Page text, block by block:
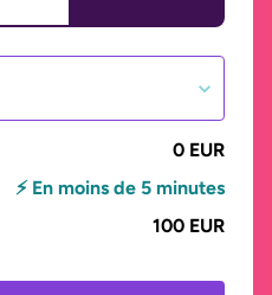
0 EUR
⚡ En moins de 5 minutes
100 EUR